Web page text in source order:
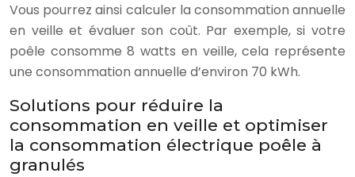
Vous pourrez ainsi calculer la consommation annuelle
en veille et évaluer son coût. Par exemple, si votre
poêle consomme 8 watts en veille, cela représente
une consommation annuelle d’environ 70 kWh.
Solutions pour réduire la
consommation en veille et optimiser
la consommation électrique poêle à
granulés